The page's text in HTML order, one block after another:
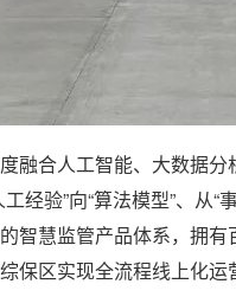
融合人工智能、大数据
经验”向“算法模型”、从
智慧监管产品体系，拥
保区实现全流程线上化